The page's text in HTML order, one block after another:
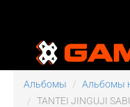
Альбомы
Альбомы
TANTEI JINGUJI